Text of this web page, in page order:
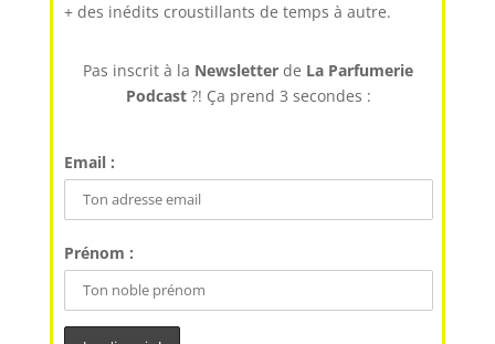
+ des inédits croustillants de temps à autre.
Pas inscrit à la Newsletter de La Parfumerie
Podcast?! Ça prend 3 secondes :
Email :
Prénom :